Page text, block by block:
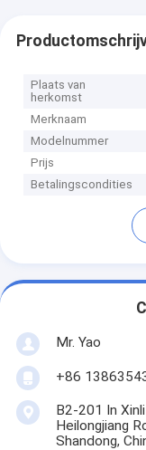
Plaats van
herkomst
Merknaam
Modelnummer
Prijs
Betalingscondities
Mr. Yao
+86
B2-201 In
Heilongjiang
Shandong,